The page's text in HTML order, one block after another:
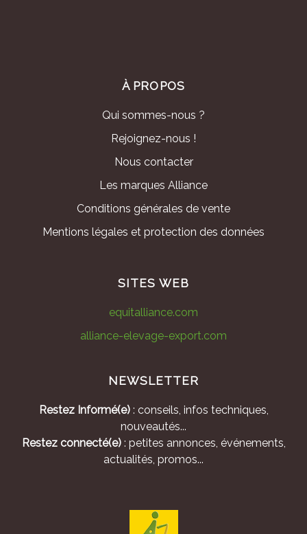
À PROPOS
Qui sommes-nous ?
Rejoignez-nous !
Nous contacter
Les marques Alliance
Conditions générales de vente
Mentions légales et protection des données
SITES WEB
equitalliance.com
alliance-elevage-export.com
NEWSLETTER
Restez Informé(e): conseils, infos techniques,
nouveautés...
Restez connecté(e): petites annonces, événements,
actualités, promos...